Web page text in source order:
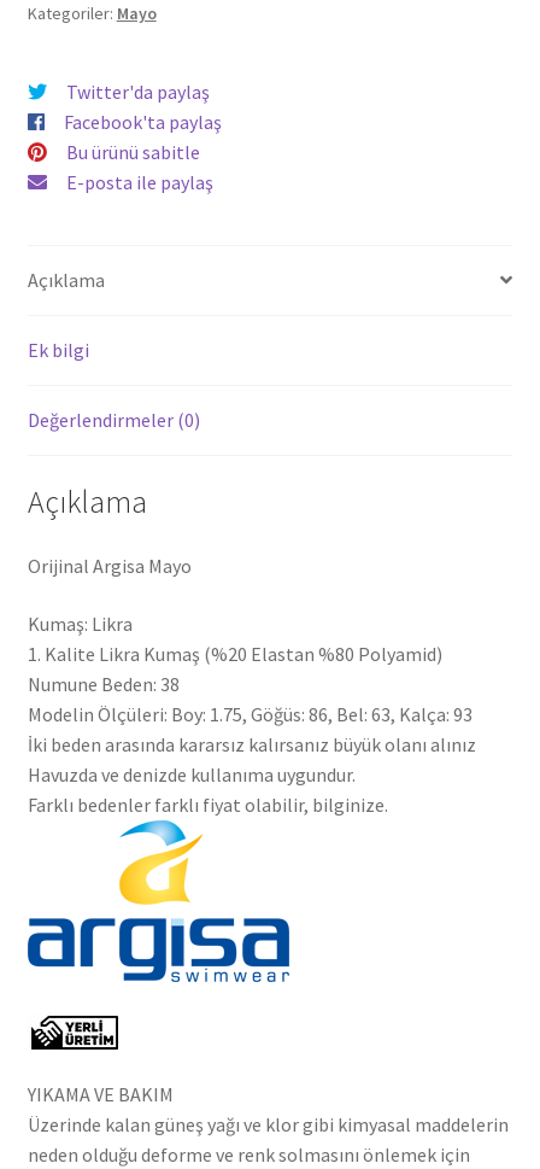
Kategoriler: Mayo
Twitter'da paylaş
Facebook'ta paylaş
Bu ürünü sabitle
E-posta ile paylaş
Açıklama
Ek bilgi
Değerlendirmeler (0)
Açıklama
Orijinal Argisa Mayo
Kumaş: Likra
1. Kalite Likra Kumaş (%20 Elastan %80 Polyamid)
Numune Beden: 38
Modelin Ölçüleri: Boy: 1.75, Göğüs: 86, Bel: 63, Kalça: 93
İki beden arasında kararsız kalırsanız büyük olanı alınız
Havuzda ve denizde kullanıma uygundur.
Farklı bedenler farklı fiyat olabilir, bilginize.
YIKAMA VE BAKIM
Üzerinde kalan güneş yağı ve klor gibi kimyasal maddelerin
neden olduğu deforme ve renk solmasını önlemek için